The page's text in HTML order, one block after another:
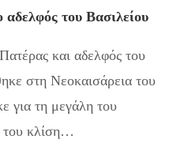
του Βασιλείου
και αδελφός του
στη Νεοκαισάρεια του
για τη μεγάλη του
του κλίση…